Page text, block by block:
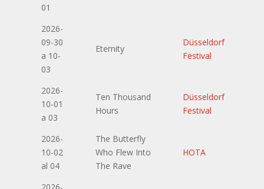
01
2026-
09-30
a 10-
03
Eternity
Düsseldorf
Festival
2026-
10-01
a 03
Ten Thousand
Hours
Düsseldorf
Festival
2026-
10-02
al 04
The Butterfly
Who Flew Into
The Rave
HOTA
2026-